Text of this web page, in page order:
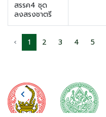
สรรค4 ชุด
ลงสรงชาตรี
‹ 1 2 3 4 5